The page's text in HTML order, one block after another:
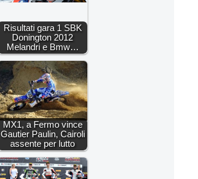
Risultati gara 1 SBK
Donington 2012
Melandri e Bmw…
MX1, a Fermo vince
Gautier Paulin, Cairoli
assente per lutto